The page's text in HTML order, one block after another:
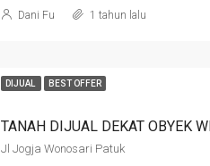
Dani Fu 1 tahun lalu
DIJUAL BEST OFFER
Jl Jogja Wonosari Patuk